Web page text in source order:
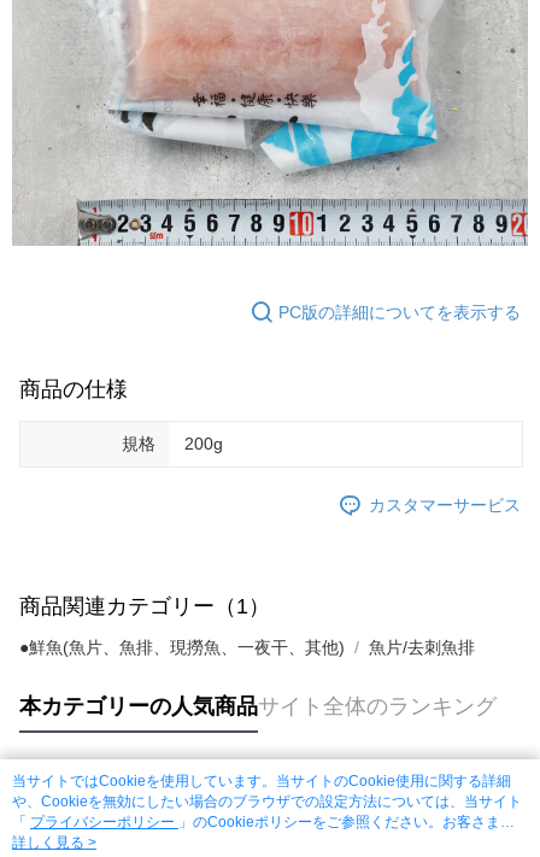
PC版の詳細についてを表示する
商品の仕様
規格 200g
カスタマーサービス
商品関連カテゴリー（1）
●鮮魚(魚片、魚排、現撈魚、一夜干、其他) 魚片/去刺魚排
本カテゴリーの人気商品サイト全体のランキング
人気タグ
当サイトではCookieを使用しています。当サイトのCookie使用に関する詳細
や、Cookieを無効にしたい場合のブラウザでの設定方法については、当サイト
「 プライバシーポリシー 」のCookieポリシーをご参照ください。お客さま
が、当サイトを引き続き使用される場合、当社がサイト利用規約のCookieポリ
詳しく見る >